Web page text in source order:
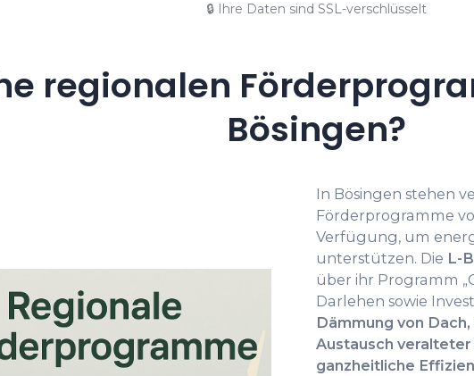
🔒 Ihre Daten sind SSL-verschlüsselt
regionalen
Bösingen?
In Bösingen stehen
Förderprogramme
Verfügung, um
unterstützen. Die L-
über ihr Programm
Darlehen sowie
Dämmung von
Austausch
ganzheitliche